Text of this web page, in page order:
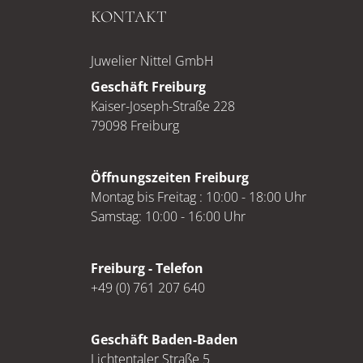
KONTAKT
Juwelier Nittel GmbH
Geschäft Freiburg
Kaiser-Joseph-Straße 228
79098 Freiburg
Öffnungszeiten Freiburg
Montag bis Freitag : 10:00 - 18:00 Uhr
Samstag: 10:00 - 16:00 Uhr
Freiburg - Telefon
+49 (0) 761 207 640
Geschäft Baden-Baden
Lichtentaler Straße 5